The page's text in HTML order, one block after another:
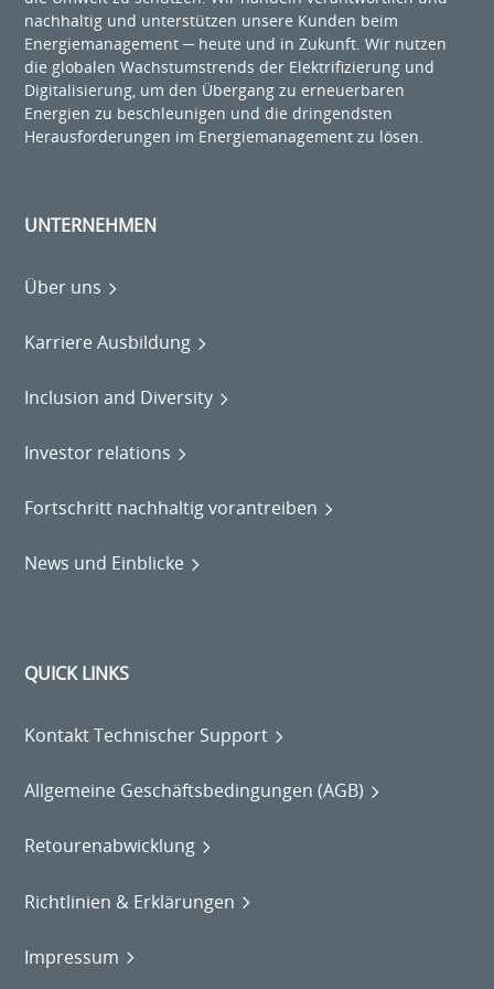
nachhaltig und unterstützen unsere Kunden beim
Energiemanagement ─ heute und in Zukunft. Wir nutzen
die globalen Wachstumstrends der Elektrifizierung und
Digitalisierung, um den Übergang zu erneuerbaren
Energien zu beschleunigen und die dringendsten
Herausforderungen im Energiemanagement zu lösen.
UNTERNEHMEN
Über uns
Karriere Ausbildung
Inclusion and Diversity
Investor relations
Fortschritt nachhaltig vorantreiben
News und Einblicke
QUICK LINKS
Kontakt Technischer Support
Allgemeine Geschäftsbedingungen (AGB)
Retourenabwicklung
Richtlinien & Erklärungen
Impressum